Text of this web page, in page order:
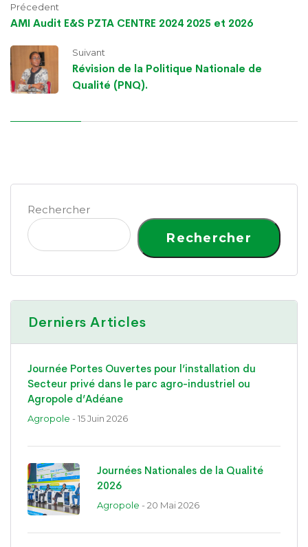
Précedent
AMI Audit E&S PZTA CENTRE 2024 2025 et 2026
Suivant
Révision de la Politique Nationale de
Qualité (PNQ).
Rechercher
Rechercher
Derniers Articles
Journée Portes Ouvertes pour l’installation du
Secteur privé dans le parc agro-industriel ou
Agropole d’Adéane
Agropole - 15 Juin 2026
Journées Nationales de la Qualité
2026
Agropole - 20 Mai 2026